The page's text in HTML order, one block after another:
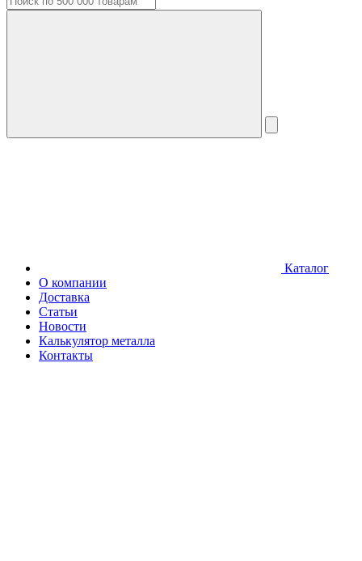
Каталог
О компании
Доставка
Статьи
Новости
Калькулятор металла
Контакты